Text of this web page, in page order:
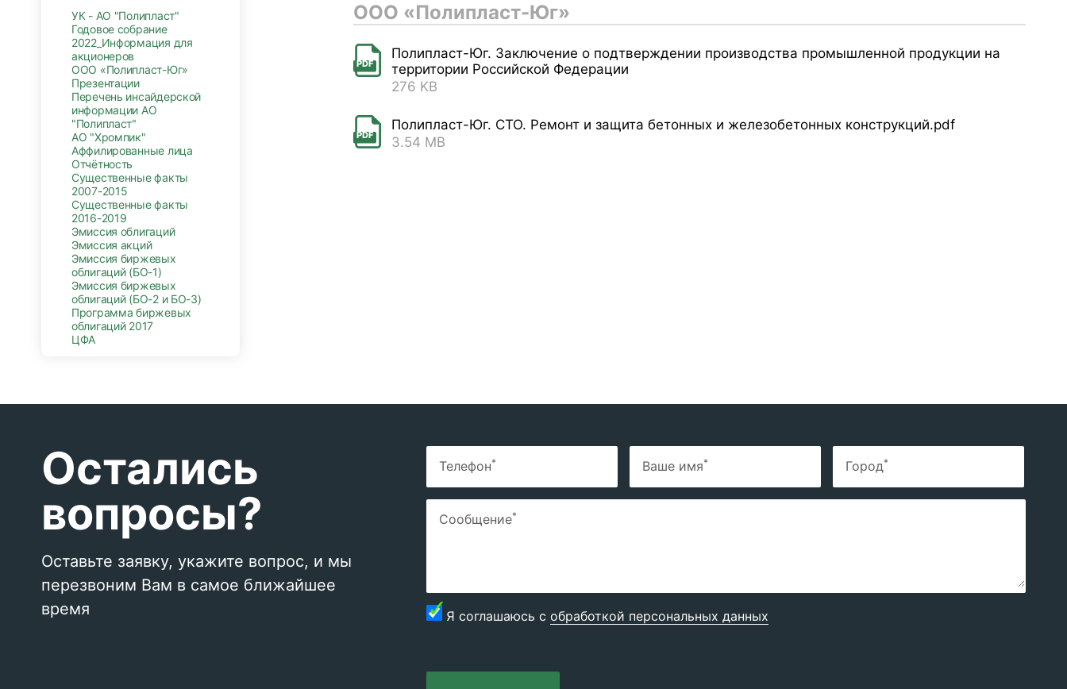
УК - АО "Полипласт"
Годовое собрание
2022_Информация для
акционеров
ООО «Полипласт-Юг»
Презентации
Перечень инсайдерской
информации АО
"Полипласт"
АО "Хромпик"
Аффилированные лица
Отчётность
Существенные факты
2007-2015
Существенные факты
2016-2019
Эмиссия облигаций
Эмиссия акций
Эмиссия биржевых
облигаций (БО-1)
Эмиссия биржевых
облигаций (БО-2 и БО-3)
Программа биржевых
облигаций 2017
ЦФА
ООО «Полипласт-Юг»
PDF
Полипласт-Юг. Заключение о подтверждении производства промышленной продукции на
территории Российской Федерации
276 KB
PDF
Полипласт-Юг. СТО. Ремонт и защита бетонных и железобетонных конструкций.pdf
3.54 MB
Остались
вопросы?
Оставьте заявку, укажите вопрос, и мы
перезвоним Вам в самое ближайшее
время
Телефон* Ваше имя* Город*
Сообщение*
Я соглашаюсь с обработкой персональных данных